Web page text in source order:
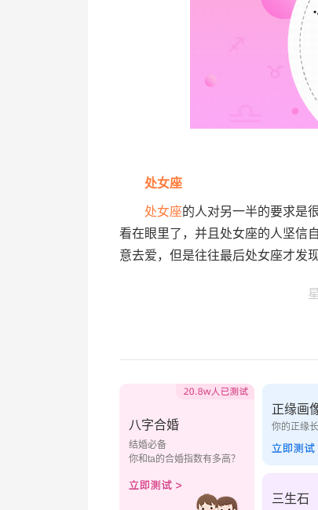
处女座
处女座的人对另一半的要求是
看在眼里了，并且处女座的人坚信
意去爱，但是往往最后处女座才发
八字合婚
结婚必备
你和ta的合婚指数有多高？
正缘画
你的正缘
三生石